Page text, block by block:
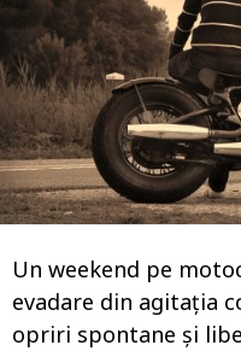
Un weekend pe
evadare din agitația
opriri spontane și